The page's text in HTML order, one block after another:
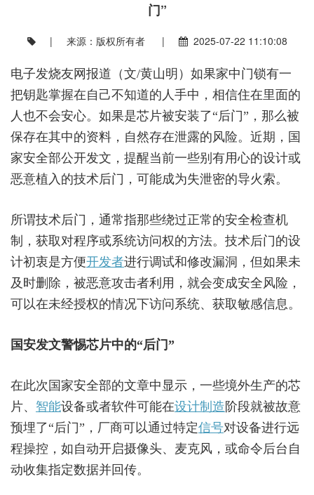
门”
| 来源：版权所有者 | 2025-07-22 11:10:08
电子发烧友网报道（文/黄山明）如果家中门锁有一
把钥匙掌握在自己不知道的人手中，相信住在里面的
人也不会安心。如果是芯片被安装了“后门”，那么被
保存在其中的资料，自然存在泄露的风险。近期，国
家安全部公开发文，提醒当前一些别有用心的设计或
恶意植入的技术后门，可能成为失泄密的导火索。
所谓技术后门，通常指那些绕过正常的安全检查机
制，获取对程序或系统访问权的方法。技术后门的设
计初衷是方便开发者进行调试和修改漏洞，但如果未
及时删除，被恶意攻击者利用，就会变成安全风险，
可以在未经授权的情况下访问系统、获取敏感信息。
国安发文警惕芯片中的“后门”
在此次国家安全部的文章中显示，一些境外生产的芯
片、 智能设备或者软件可能在设计制造 阶段就被故意
预埋了“后门”，厂商可以通过特定信号对设备进行远
程操控，如自动开启摄像头、麦克风，或命令后台自
动收集指定数据并回传。